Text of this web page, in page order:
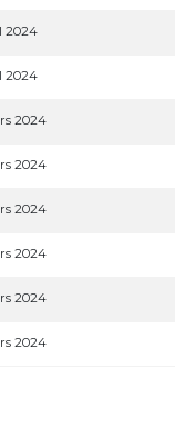
2024
2024
2024
2024
2024
2024
2024
2024